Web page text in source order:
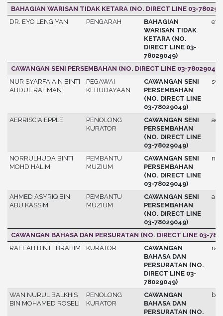
BAHAGIAN WARISAN TIDAK KETARA (NO. DIRECT LINE 03-
DR. EYO LENG YAN
PENGARAH
BAHAGIAN
WARISAN TIDAK
KETARA (NO.
DIRECT LINE 03-
78029049)
eyo
CAWANGAN SENI PERSEMBAHAN (NO. DIRECT LINE 03-78029049)
NUR SYARFA AIN BINTI
ABDUL RAHMAN
PEGAWAI
KEBUDAYAAN
CAWANGAN SENI
PERSEMBAHAN
(NO. DIRECT LINE
03-78029049)
AERRISCIA EPPLE
PENOLONG
KURATOR
CAWANGAN SENI
PERSEMBAHAN
(NO. DIRECT LINE
03-78029049)
NORRULHUDA BINTI
MOHD HALIM
PEMBANTU
MUZIUM
CAWANGAN SENI
PERSEMBAHAN
(NO. DIRECT LINE
03-78029049)
AHMED ASYRIQ BIN
ABU KASSIM
PEMBANTU
MUZIUM
CAWANGAN SENI
PERSEMBAHAN
(NO. DIRECT LINE
03-78029049)
CAWANGAN BAHASA DAN PERSURATAN (NO. DIRECT LINE 03-
RAFEAH BINTI IBRAHIM
KURATOR
CAWANGAN
BAHASA DAN
PERSURATAN (NO.
DIRECT LINE 03-
78029049)
WAN NURUL BALKHIS
BIN MOHAMED ROSELI
PENOLONG
KURATOR
CAWANGAN
BAHASA DAN
PERSURATAN (NO.